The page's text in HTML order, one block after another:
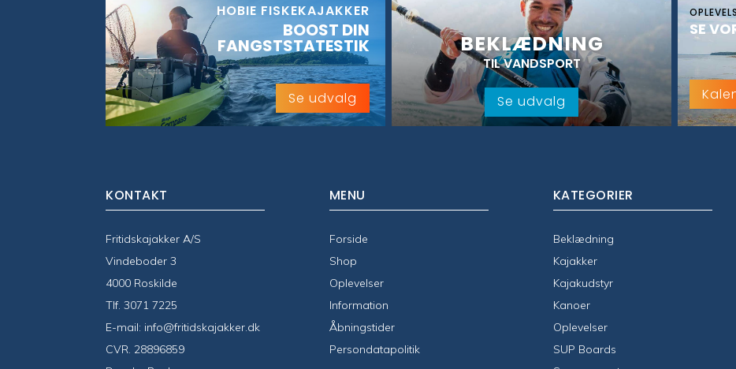
HOBIE FISKEKAJAKKER
BOOST DIN
FANGSTSTATESTIK
Se udvalg
BEKLÆDNING
TIL VANDSPORT
Se udvalg
SE
KONTAKT
Fritidskajakker A/S
Vindeboder 3
4000 Roskilde
Tlf.3071 7225
E-mail: info@fritidskajakker.dk
CVR. 28896859
MENU
Forside
Shop
Oplevelser
Information
Åbningstider
Persondatapolitik
KATEGORIER
Beklædning
Kajakker
Kajakudstyr
Kanoer
Oplevelser
SUP Boards